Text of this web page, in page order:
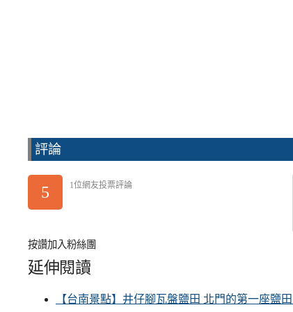
評論
5 1位網友投票評論
按讚加入粉絲團
延伸閱讀
【台南景點】井仔腳瓦盤鹽田 北門的第一座鹽